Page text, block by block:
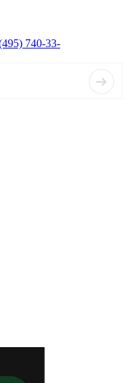
740-33-